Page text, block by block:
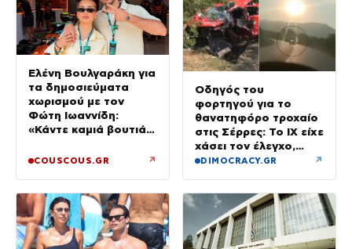
Ελένη Βουλγαράκη για
τα δημοσιεύματα
χωρισμού με τον
Φώτη Ιωαννίδη:
«Κάντε καμιά βουτιά
δροσιστείτε»
COUSCOUS.GR ↗
Οδηγός του
φορτηγού για το
θανατηφόρο τροχαίο
στις Σέρρες: Το ΙΧ είχε
χάσει τον έλεγχο,
έφυγε στο αντίθετο
DIMOCRACY.GR ↗